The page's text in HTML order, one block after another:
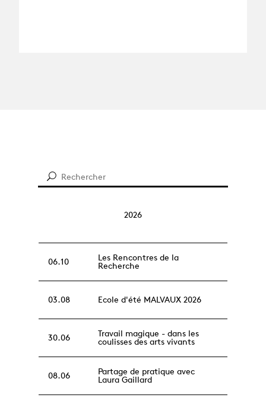
2026
06.10
Les Rencontres de la
Recherche
03.08 Ecole d'été MALVAUX 2026
30.06
Travail magique - dans les
coulisses des arts vivants
08.06
Partage de pratique avec
Laura Gaillard